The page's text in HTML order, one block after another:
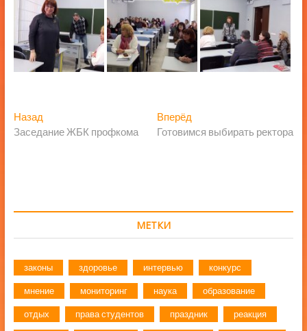
Навигация
по
НазадПредыдущая
запись:
Заседание ЖБК профкома
Вперёд
запись:
Готовимся выбирать ректора
МЕТКИ
законы здоровье интервью конкурс
мнение мониторинг наука образование
отдых права студентов праздник реакция